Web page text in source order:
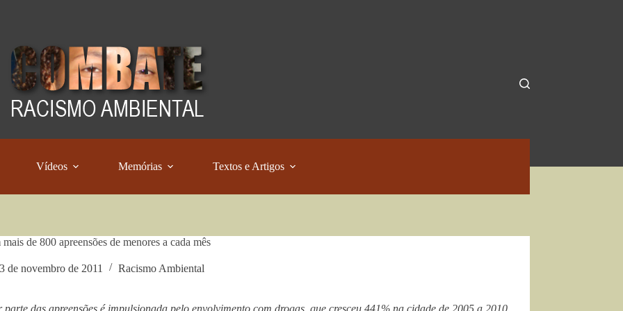
Vídeos Memórias Textos e Artigos
de 800 apreensões de menores a cada mês
de novembro de 2011 Racismo Ambiental
parte das apreensões é impulsionada pelo envolvimento com drogas, que cresceu 441% na cidade de 2005 a 2010